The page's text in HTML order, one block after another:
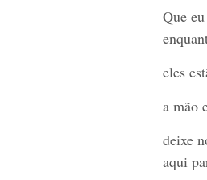
Que
eles
a mão
deixe
aqui